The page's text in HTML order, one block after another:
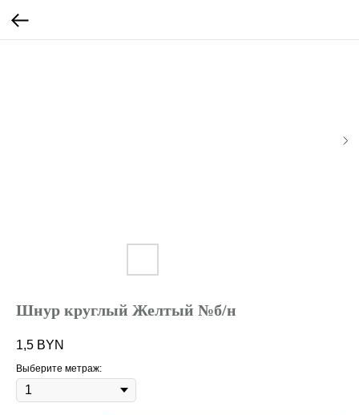
Шнур круглый Желтый №б/н
1,5 BYN
Выберите метраж: